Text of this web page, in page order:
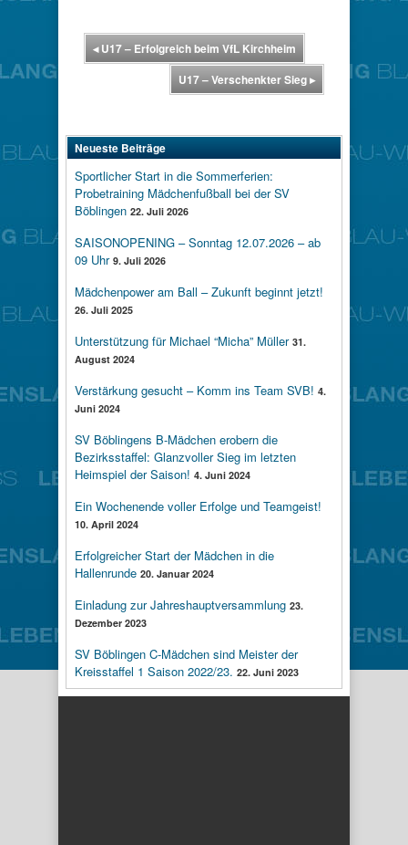
◂U17 – Erfolgreich beim VfL Kirchheim
U17 – Verschenkter Sieg▸
Neueste Beiträge
Sportlicher Start in die Sommerferien:
Probetraining Mädchenfußball bei der SV
Böblingen 22. Juli 2026
SAISONOPENING – Sonntag 12.07.2026 – ab
09 Uhr 9. Juli 2026
Mädchenpower am Ball – Zukunft beginnt jetzt!
26. Juli 2025
Unterstützung für Michael “Micha” Müller 31.
August 2024
Verstärkung gesucht – Komm ins Team SVB! 4.
Juni 2024
SV Böblingens B-Mädchen erobern die
Bezirksstaffel: Glanzvoller Sieg im letzten
Heimspiel der Saison! 4. Juni 2024
Ein Wochenende voller Erfolge und Teamgeist!
10. April 2024
Erfolgreicher Start der Mädchen in die
Hallenrunde 20. Januar 2024
Einladung zur Jahreshauptversammlung 23.
Dezember 2023
SV Böblingen C-Mädchen sind Meister der
Kreisstaffel 1 Saison 2022/23. 22. Juni 2023